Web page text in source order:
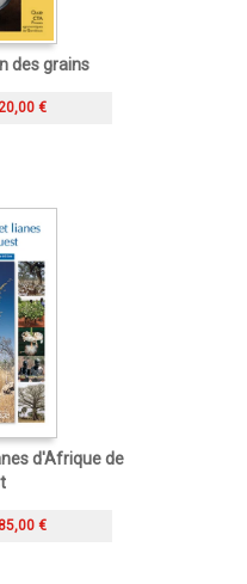
des grains
20,00 €
d'Afrique de
85,00 €